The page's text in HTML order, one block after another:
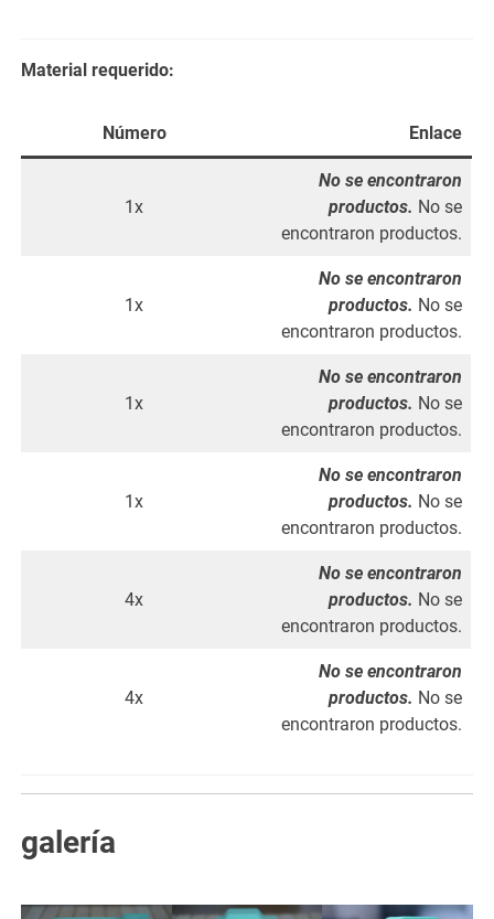
Material requerido:
Número Enlace
1x
No se encontraron
productos. No se
encontraron productos.
1x
No se encontraron
productos. No se
encontraron productos.
1x
No se encontraron
productos. No se
encontraron productos.
1x
No se encontraron
productos. No se
encontraron productos.
4x
No se encontraron
productos. No se
encontraron productos.
4x
No se encontraron
productos. No se
encontraron productos.
galería